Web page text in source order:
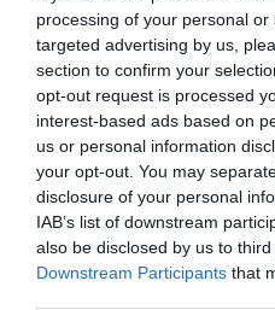
processing of your personal
targeted advertising by us,
section to confirm your
opt-out request is processed
interest-based ads based on
us or personal information
your opt-out. You may
disclosure of your personal
IAB’s list of downstream
also be disclosed by us to
Downstream Participants that